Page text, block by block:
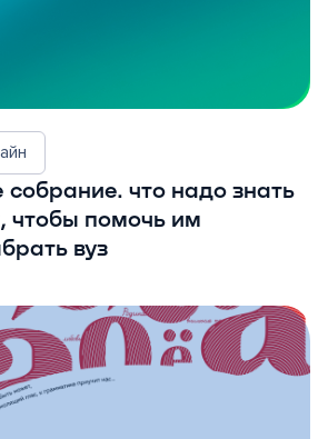
собрание. что надо знать
чтобы помочь им
вуз